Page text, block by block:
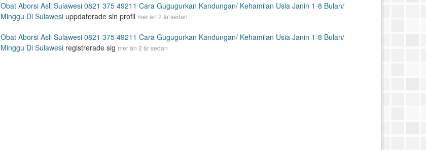
Obat Aborsi Asli Sulawesi 0821 375 49211 Cara Gugugurkan Kandungan/ Kehamilan Usia Janin 1-8 Bulan/
Minggu Di Sulawesi uppdaterade sin profil mer än 2 år sedan
Obat Aborsi Asli Sulawesi 0821 375 49211 Cara Gugugurkan Kandungan/ Kehamilan Usia Janin 1-8 Bulan/
Minggu Di Sulawesi registrerade sig mer än 2 år sedan